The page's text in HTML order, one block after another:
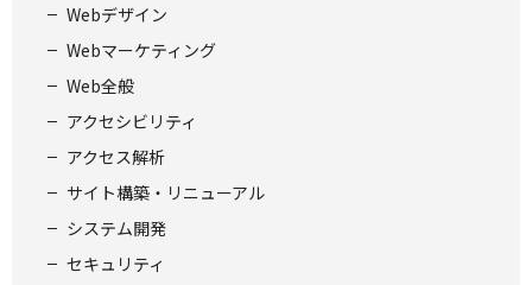
Webデザイン
Webマーケティング
Web全般
アクセシビリティ
アクセス解析
サイト構築・リニューアル
システム開発
セキュリティ